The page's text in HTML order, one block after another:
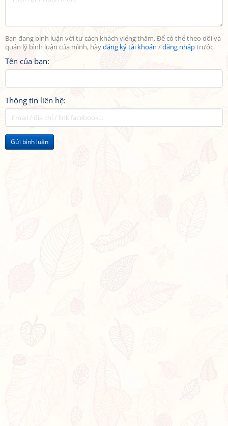
Bạn đang bình luận với tư cách khách viếng thăm. Để có thể theo dõi và
quản lý bình luận của mình, hãyđăng ký tài khoản /đăng nhậptrước.
Tên của bạn:
Thông tin liên hệ:
Gửi bình luận